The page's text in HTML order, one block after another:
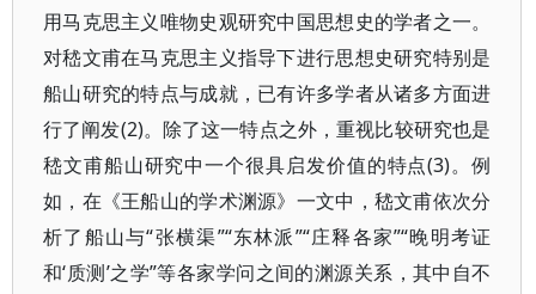
用马克思主义唯物史观研究中国思想史的学者之一。
对嵇文甫在马克思主义指导下进行思想史研究特别是
船山研究的特点与成就，已有许多学者从诸多方面进
行了阐发(2)。除了这一特点之外，重视比较研究也是
嵇文甫船山研究中一个很具启发价值的特点(3)。例
如，在《王船山的学术渊源》一文中，嵇文甫依次分
析了船山与“张横渠”“东林派”“庄释各家”“晚明考证
和‘质测’之学”等各家学问之间的渊源关系，其中自不